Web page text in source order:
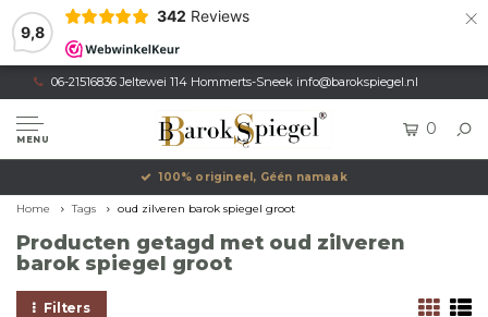
9,8
342 Reviews ×
06-21516836 Jeltewei 114 Hommerts-Sneek info@barokspiegel.nl
MENU
0
100% origineel, Géén namaak
Home Tags oud zilveren barok spiegel groot
Producten getagd met oud zilveren
barok spiegel groot
Filters